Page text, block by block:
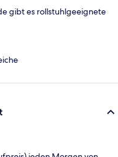
gibt es rollstuhlgeeignete